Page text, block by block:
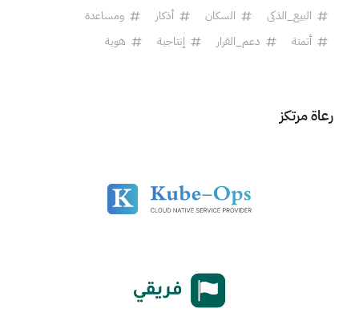
البيع_الذكى السكان أذكار
ومساعدة
أتمتة
دعم_القرار إنتاجية هوية
رعاة مرتكز